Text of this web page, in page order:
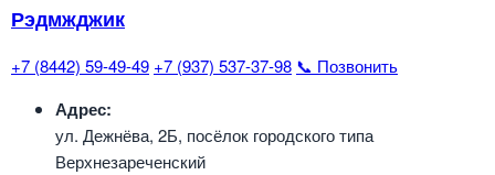
Рэдмжджик
+7 (8442) 59-49-49 +7 (937) 537-37-98 📞 Позвонить
Адрес:
ул. Дежнёва, 2Б, посёлок городского типа
Верхнезареченский